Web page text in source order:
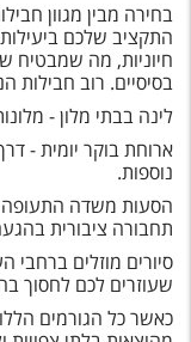
בחירה מבין מגוון
התקציב שלכם
חיוניות, מה שמבטיח
בסיסיים. רוב חבילות
לינה בבתי מלון -
ארוחת בוקר יומית -
נוספות.
הסעות משדה התעופה -
תחבורה ציבורית
סיורים מוזלים ברחבי
שעוזרים לכם לחסוך
כאשר כל הגורמים